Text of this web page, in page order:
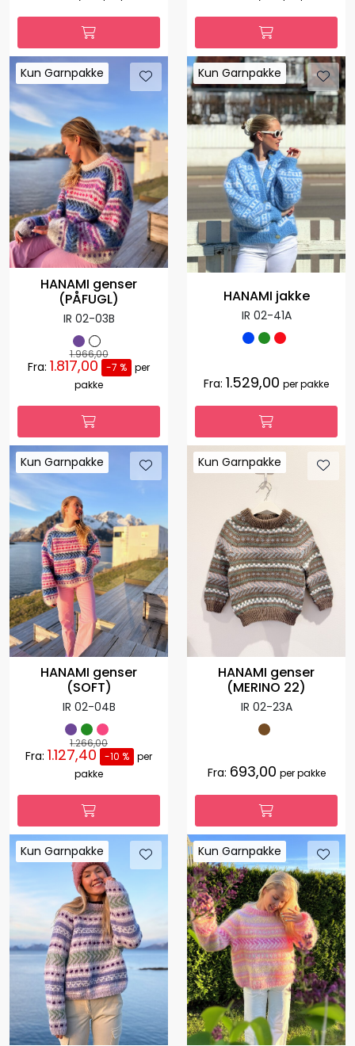
Kun Garnpakke
Kun Garnpakke
HANAMI genser
(PÅFUGL)
IR 02-03B
1.966,00
Fra: 1.817,00 -7 % per
pakke
Kun Garnpakke
Kun Garnpakke
HANAMI jakke
IR 02-41A
Fra: 1.529,00 per pakke
Kun Garnpakke
Kun Garnpakke
HANAMI genser
(SOFT)
IR 02-04B
1.266,00
Fra: 1.127,40 -10 % per
pakke
Kun Garnpakke
Kun Garnpakke
HANAMI genser
(MERINO 22)
IR 02-23A
Fra: 693,00 per pakke
Kun Garnpakke
Kun Garnpakke Kun Garnpakke
Kun Garnpakke